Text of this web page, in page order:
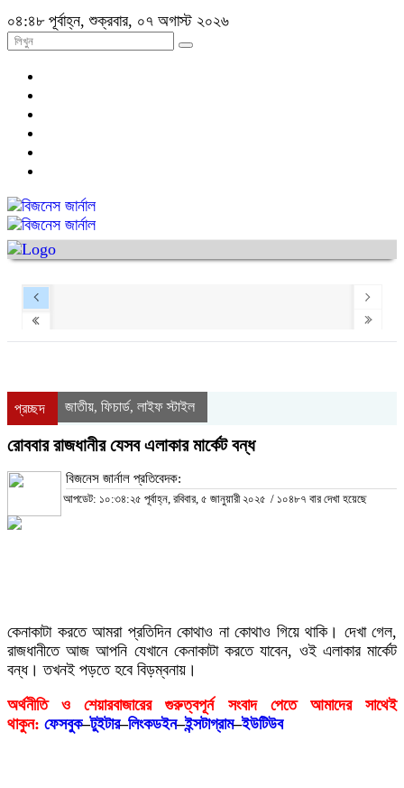
০৪:৪৮ পূর্বাহ্ন, শুক্রবার, ০৭ অগাস্ট ২০২৬
প্রচ্ছদ জাতীয়, ফিচার্ড, লাইফ স্টাইল
রোববার রাজধানীর যেসব এলাকার মার্কেট বন্ধ
বিজনেস জার্নাল প্রতিবেদক:
আপডেট: ১০:৩৪:২৫ পূর্বাহ্ন, রবিবার, ৫ জানুয়ারী ২০২৫ / ১০৪৮৭ বার দেখা হয়েছে
কেনাকাটা করতে আমরা প্রতিদিন কোথাও না কোথাও গিয়ে থাকি। দেখা গেল,
রাজধানীতে আজ আপনি যেখানে কেনাকাটা করতে যাবেন, ওই এলাকার মার্কেট
বন্ধ। তখনই পড়তে হবে বিড়ম্বনায়।
অর্থনীতি ও শেয়ারবাজারের গুরুত্বপূর্ন সংবাদ পেতে আমাদের সাথেই
থাকুন: ফেসবুক–টুইটার–লিংকডইন–ইন্সটাগ্রাম–ইউটিউব